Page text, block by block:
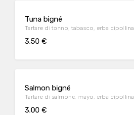
Tuna bigné
Tartare di tonno, tabasco, erba cipollina
3.50 €
Salmon bigné
Tartare di salmone, mayo, erba cipollina
3.00 €